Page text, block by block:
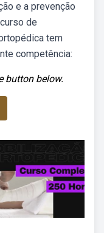
e a prevenção
de
tem
competência:
button below.